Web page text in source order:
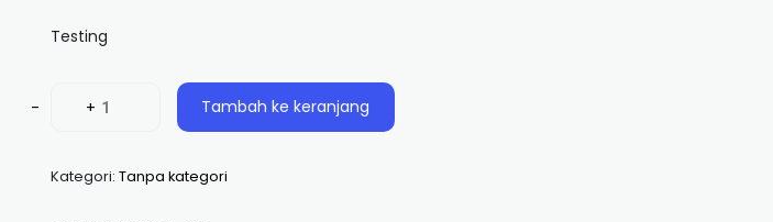
Testing
- + Tambah ke keranjang
Kategori: Tanpa kategori